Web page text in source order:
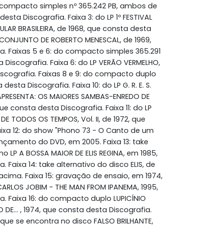
simples nº 365.242 PB, ambos de
Discografia. Faixa 3: do LP 1º FESTIVAL
BRASILEIRA, de 1968, que consta desta
DE ROBERTO MENESCAL, de 1969,
Faixas 5 e 6: do compacto simples 365.291
Faixa 6: do LP VERÃO VERMELHO,
Faixas 8 e 9: do compacto duplo
Discografia. Faixa 10: do LP G. R. E. S.
OS MAIORES SAMBAS-ENREDO DE
consta desta Discografia. Faixa 11: do LP
TODOS OS TEMPOS, Vol. II, de 1972, que
12: do show "Phono 73 - O Canto de um
do DVD, em 2005. Faixa 13: take
A BOSSA MAIOR DE ELIS REGINA, em 1985,
14: take alternativo do disco ELIS, de
Faixa 15: gravação de ensaio, em 1974,
JOBIM - THE MAN FROM IPANEMA, 1995,
16: do compacto duplo LUPICÍNIO
DE... , 1974, que consta desta Discografia.
se encontra no disco FALSO BRILHANTE,